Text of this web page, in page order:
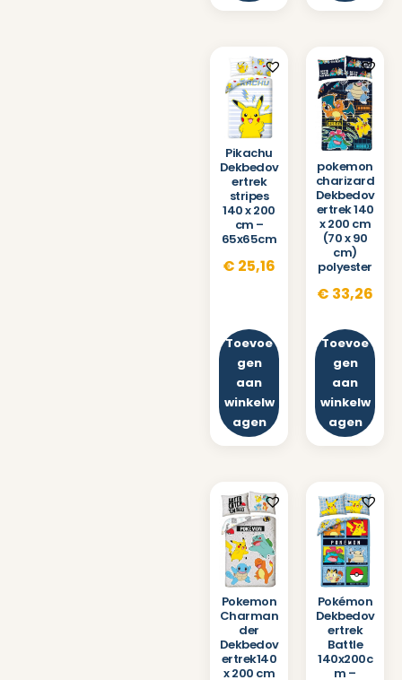
Pikachu
Dekbedov
ertrek
stripes
140 x 200
cm –
65x65cm
€ 25,16
Toevoe
gen
aan
winkelw
agen
pokemon
charizard
Dekbedov
ertrek 140
x 200 cm
(70 x 90
cm)
polyester
€ 33,26
Toevoe
gen
aan
winkelw
agen
Pokemon
Charman
der
Dekbedov
ertrek140
x 200 cm
Pokémon
Dekbedov
ertrek
Battle
140x200c
m –